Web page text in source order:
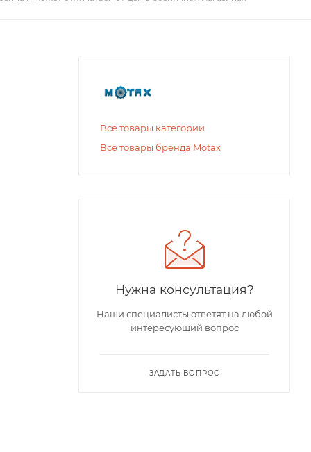
Все товары категории
Все товары бренда Motax
Нужна консультация?
Наши специалисты ответят на любой
интересующий вопрос
ЗАДАТЬ ВОПРОС